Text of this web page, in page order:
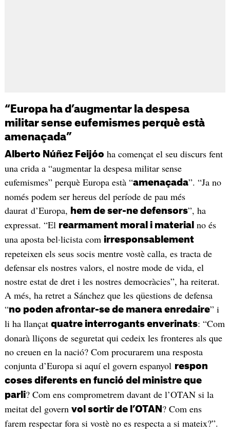
“Europa ha d’augmentar la despesa
militar sense eufemismes perquè està
amenaçada”
Alberto Núñez Feijóo ha començat el seu discurs fent
una crida a “augmentar la despesa militar sense
eufemismes” perquè Europa està “amenaçada”. “Ja no
només podem ser hereus del període de pau més
daurat d’Europa, hem de ser-ne defensors”, ha
expressat. “El rearmament moral i material no és
una aposta bel·licista com irresponsablement
repeteixen els seus socis mentre vostè calla, es tracta de
defensar els nostres valors, el nostre mode de vida, el
nostre estat de dret i les nostres democràcies”, ha reiterat.
A més, ha retret a Sánchez que les qüestions de defensa
“no poden afrontar-se de manera enredaire” i
li ha llançat quatre interrogants enverinats: “Com
donarà lliçons de seguretat qui cedeix les fronteres als que
no creuen en la nació? Com procurarem una resposta
conjunta d’Europa si aquí el govern espanyol respon
coses diferents en funció del ministre que
parli? Com ens comprometrem davant de l’OTAN si la
meitat del govern vol sortir de l’OTAN ? Com ens
farem respectar fora si vostè no es respecta a si mateix?”.